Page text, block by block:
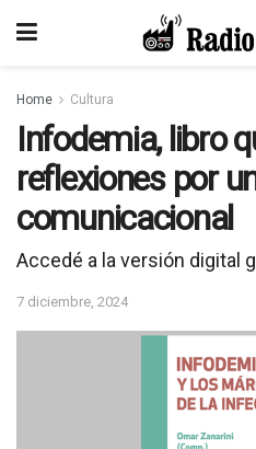
Home Cultura
Infodemia, libro
reflexiones por
comunicacional
Accedé a la versión digital
7 diciembre, 2024